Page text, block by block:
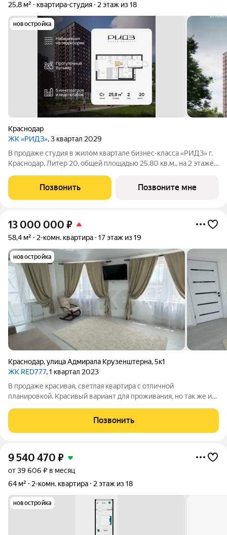
25,8 м²
квартира-студия 2 этаж из 18
новостройка
Краснодар
ЖК «РИДЗ», 3 квартал 2029
В продаже студия в жилом квартале бизнес-класса «РИДЗ» г.
Краснодар, Литер 20, общей площадью 25.80 кв.м., на 2 этаже.
отделки от застройщика. Приобретается отдельно и не входит
в стоимость
Позвонить Позвоните мне
13 000 000 ₽
58,4 м² 2-комн. квартира 17 этаж из 19
новостройка
Краснодар,улица Адмирала Крузенштерна,5к1
ЖК RED777, 1 квартал 2023
В продаже красивая, светлая квартира с отличной
планировкой. Красивый вариант для проживания, но так же и
Россинского. Состоит из 3-х жилых литеров и наземного
паркинга. На территории
Позвонить
9 540 470 ₽
от 39 606 ₽ в месяц
64 м²
2-комн. квартира 2 этаж из 18
новостройка